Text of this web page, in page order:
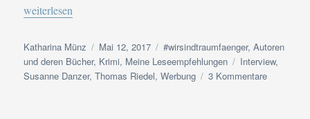
„Interview: Fragen an das Autoren-Duo Susanne Danzer &
weiterlesen
Autor
Katharina Münz
Veröffentlicht
am
Mai 12, 2017 Kategorien
#wirsindtraumfaenger,Autoren
und deren Bücher, Krimi, Meine Leseempfehlungen Schlagwörter
Interview,
Susanne Danzer,Thomas Riedel,Werbung 3 Kommentarezu